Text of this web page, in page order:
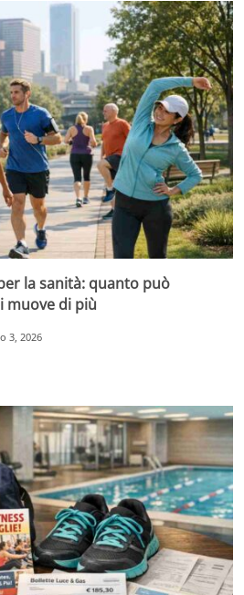
la sanità: quanto può
muove di più
3, 2026